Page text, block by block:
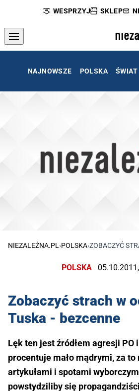
WESPRZYJ SKLEP
NAJNOWSZE POLSKA ŚWIAT
NIEZALEŻNA.PL ›POLSKA›ZOBACZYĆ
POLSKA
Zobaczyć strach w
Tuska - bezcenne
Lęk ten jest źródłem agresji PO
procentuje mało mądrymi, za
artykułami i spotami
powstydziliby się